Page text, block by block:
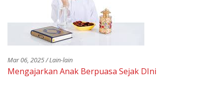
Mar 06, 2025 / Lain-lain
Mengajarkan Anak Berpuasa Sejak DIni